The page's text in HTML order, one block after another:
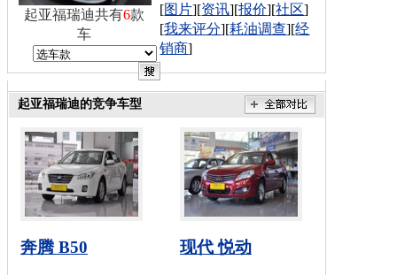
[图片][资讯][报价][社区]
[我来评分][耗油调查][经
销商]
起亚福瑞迪共有6款
车
起亚福瑞迪的竞争车型
奔腾 B50 现代 悦动